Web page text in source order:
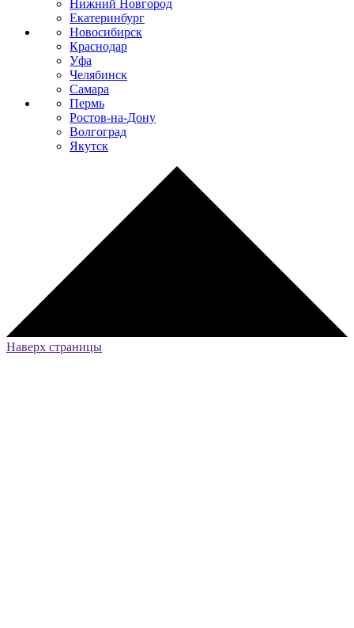
Нижний Новгород
Екатеринбург
Новосибирск
Краснодар
Уфа
Челябинск
Самара
Пермь
Ростов-на-Дону
Волгоград
Якутск
Наверх страницы